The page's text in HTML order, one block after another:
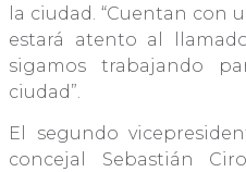
la ciudad. “Cuentan con
estará atento al
sigamos trabajando
ciudad”.
El segundo
concejal Sebastián